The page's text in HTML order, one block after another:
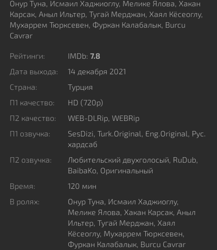
шагов впереди.
Онур Туна, Исмаил Хаджиоглу, Мелике Ялова, Хакан
Карсак, Аныл Ильтер, Тугай Мерджан, Хаял Кёсеоглу,
Мухаррем Тюрксевен, Фуркан Калабалык, Burcu
Cavrar
Рейтинги: IMDb: 7.8
Дата выхода:
14 декабря 2021
Страна:
Турция
П1 качество:
HD (720p)
П2 качество:
WEB-DLRip, WEBRip
П1 озвучка:
SesDizi, Turk.Original, Eng.Original, Рус.
хардсаб
П2 озвучка:
Любительский двухголосый, RuDub,
BaibaKo, Оригинальный
Время:
120 мин
В ролях:
Онур Туна, Исмаил Хаджиоглу,
Мелике Ялова, Хакан Карсак, Аныл
Ильтер, Тугай Мерджан, Хаял
Кёсеоглу, Мухаррем Тюрксевен,
Фуркан Калабалык, Burcu Cavrar